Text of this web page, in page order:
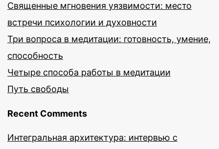
Священные мгновения уязвимости: место
встречи психологии и духовности
Три вопроса в медитации: готовность, умение,
способность
Четыре способа работы в медитации
Путь свободы
Recent Comments
Интегральная архитектура: интервью с